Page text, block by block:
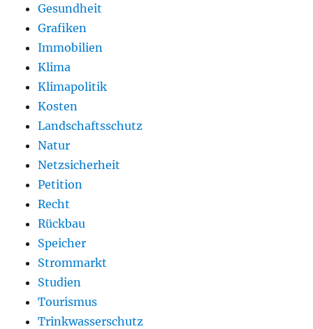
Gesundheit
Grafiken
Immobilien
Klima
Klimapolitik
Kosten
Landschaftsschutz
Natur
Netzsicherheit
Petition
Recht
Rückbau
Speicher
Strommarkt
Studien
Tourismus
Trinkwasserschutz